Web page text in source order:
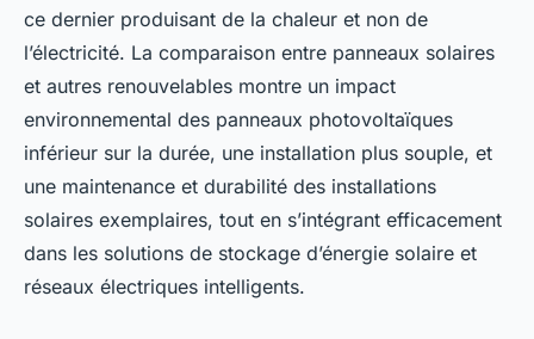
ce dernier produisant de la chaleur et non de
l’électricité. La comparaison entre panneaux solaires
et autres renouvelables montre un impact
environnemental des panneaux photovoltaïques
inférieur sur la durée, une installation plus souple, et
une maintenance et durabilité des installations
solaires exemplaires, tout en s’intégrant efficacement
dans les solutions de stockage d’énergie solaire et
réseaux électriques intelligents.